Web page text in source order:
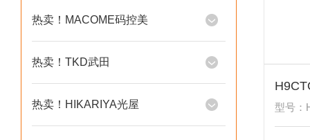
热卖！MACOME码控美
热卖！TKD武田
热卖！HIKARIYA光屋 型号：